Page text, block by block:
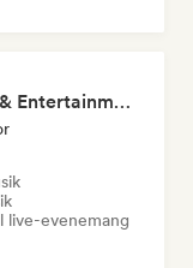
Justin Newsome (Music & Entertainment Executive | A&R, Artist Development & Partnerships | Applied AI & Systems Strategy)
live-evenemang